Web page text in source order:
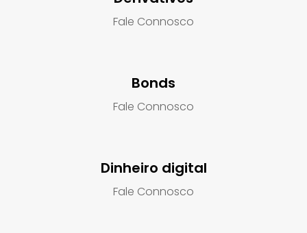
Fale Connosco
Bonds
Fale Connosco
Dinheiro digital
Fale Connosco